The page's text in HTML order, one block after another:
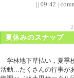
|| 09:42 |
夏休みのスナップ
学林地下草払い，夏季
活動…たくさんの行事が